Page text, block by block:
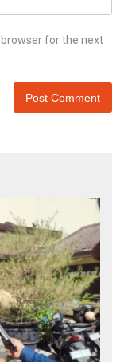
for the next